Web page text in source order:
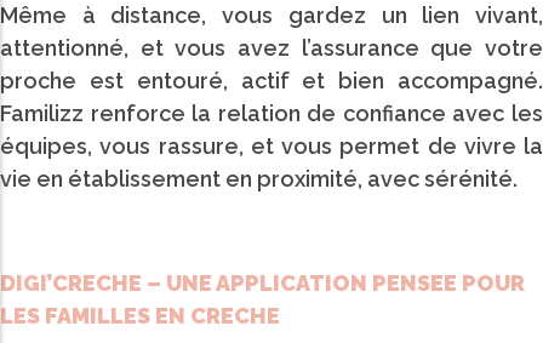
Même à distance, vous gardez un lien vivant,
attentionné, et vous avez l’assurance que votre
proche est entouré, actif et bien accompagné.
Familizz renforce la relation de confiance avec les
équipes, vous rassure, et vous permet de vivre la
vie en établissement en proximité, avec sérénité.
DIGI’CRECHE – UNE APPLICATION PENSEE POUR
LES FAMILLES EN CRECHE